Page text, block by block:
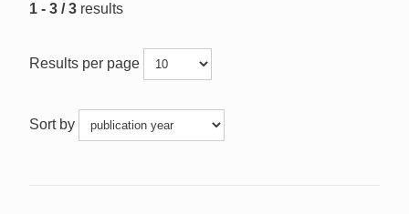
1 - 3 / 3 results
Results per page
Sort by